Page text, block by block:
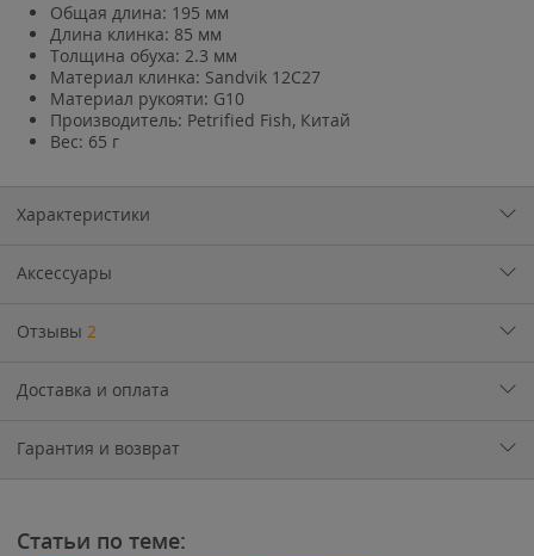
Общая длина: 195 мм
Длина клинка: 85 мм
Толщина обуха: 2.3 мм
Материал клинка: Sandvik 12C27
Материал рукояти: G10
Производитель: Petrified Fish, Китай
Вес: 65 г
Характеристики
Аксессуары
Отзывы 2
Доставка и оплата
Гарантия и возврат
Статьи по теме: